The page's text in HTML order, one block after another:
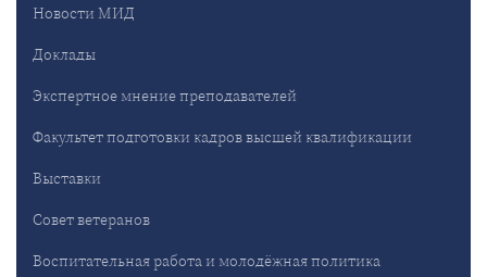
Новости МИД
Доклады
Экспертное мнение преподавателей
Факультет подготовки кадров высшей квалификации
Выставки
Совет ветеранов
Воспитательная работа и молодёжная политика